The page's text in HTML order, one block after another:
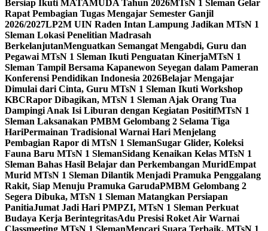
Bersiap Ikuti MATAMUDA Tahun 2026MTsN 1 Sleman Gelar
Rapat Pembagian Tugas Mengajar Semester Ganjil
2026/2027LP2M UIN Raden Intan Lampung Jadikan MTsN 1
Sleman Lokasi Penelitian Madrasah
BerkelanjutanMenguatkan Semangat Mengabdi, Guru dan
Pegawai MTsN 1 Sleman Ikuti Penguatan KinerjaMTsN 1
Sleman Tampil Bersama Kapanewon Seyegan dalam Pameran
Konferensi Pendidikan Indonesia 2026Belajar Mengajar
Dimulai dari Cinta, Guru MTsN 1 Sleman Ikuti Workshop
KBCRapor Dibagikan, MTsN 1 Sleman Ajak Orang Tua
Dampingi Anak Isi Liburan dengan Kegiatan PositifMTsN 1
Sleman Laksanakan PMBM Gelombang 2 Selama Tiga
HariPermainan Tradisional Warnai Hari Menjelang
Pembagian Rapor di MTsN 1 SlemanSugar Glider, Koleksi
Fauna Baru MTsN 1 SlemanSidang Kenaikan Kelas MTsN 1
Sleman Bahas Hasil Belajar dan Perkembangan MuridEmpat
Murid MTsN 1 Sleman Dilantik Menjadi Pramuka Penggalang
Rakit, Siap Menuju Pramuka GarudaPMBM Gelombang 2
Segera Dibuka, MTsN 1 Sleman Matangkan Persiapan
PanitiaJumat Jadi Hari PMPZI, MTsN 1 Sleman Perkuat
Budaya Kerja BerintegritasAdu Presisi Roket Air Warnai
Classmeeting MTsN 1 SlemanMencari Suara Terbaik, MTsN 1